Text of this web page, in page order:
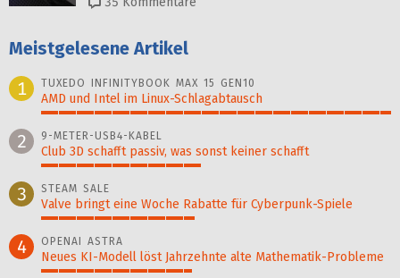
Meistgelesene Artikel
1
TUXEDO INFINITYBOOK MAX 15 GEN10
AMD und Intel im Linux-Schlagabtausch
2 9-METER-USB4-KABEL
Club 3D schafft passiv, was sonst keiner schafft
3 STEAM SALE
Valve bringt eine Woche Rabatte für Cyberpunk-Spiele
4 OPENAI ASTRA
Neues KI-Modell löst Jahr­zehn­te alte Ma­thematik-Pro­ble­me